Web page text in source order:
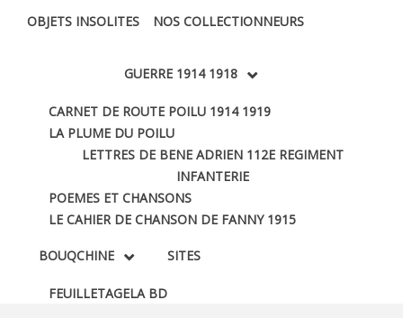
OBJETS INSOLITES NOS COLLECTIONNEURS
GUERRE 1914 1918
CARNET DE ROUTE POILU 1914 1919
LA PLUME DU POILU
LETTRES DE BENE ADRIEN 112E REGIMENT
INFANTERIE
POEMES ET CHANSONS
LE CAHIER DE CHANSON DE FANNY 1915
BOUQCHINE
FEUILLETAGELA BD
SITES